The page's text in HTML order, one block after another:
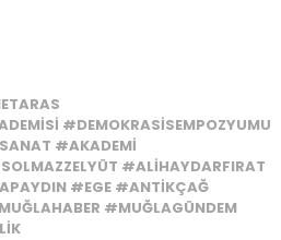
#DEMOKRASISEMPOZYUMU
#AKADEMI
#ALIHAYDARFIRAT
#EGE #ANTIKÇAĞ
#MUĞLAGÜNDEM